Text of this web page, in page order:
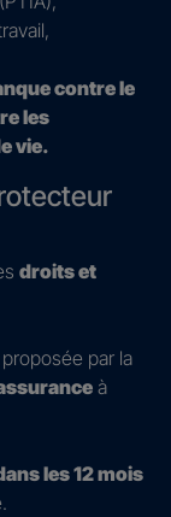
contre le
les
vie.
droits et
par la
à
les 12 mois